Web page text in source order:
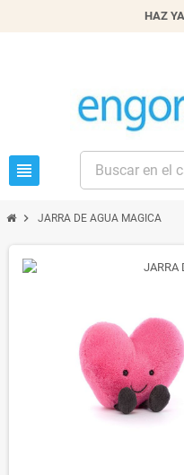
HAZ
view_headline
chevron_right JARRA DE AGUA MAGICA